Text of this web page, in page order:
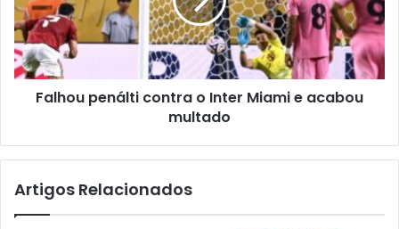
Falhou penálti contra o Inter Miami e acabou
multado
Artigos Relacionados